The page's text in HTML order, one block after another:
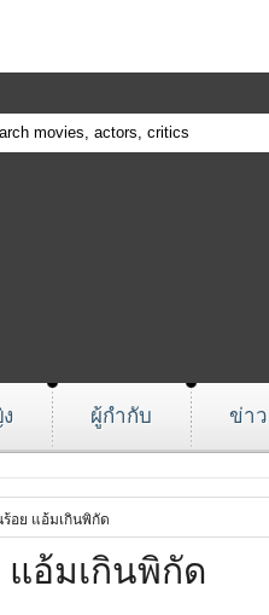
ผู้กำกับ ข่าว
อย แอ้มเกินพิกัด
แอ้มเกินพิกัด